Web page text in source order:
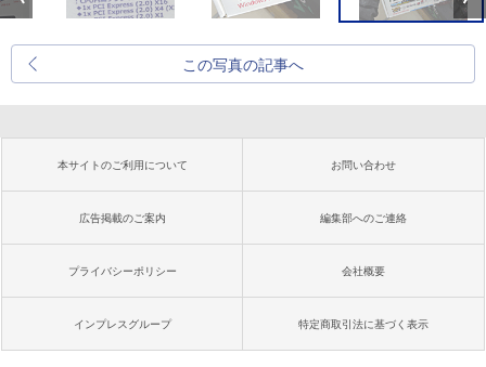
この写真の記事へ
本サイトのご利用について お問い合わせ
広告掲載のご案内 編集部へのご連絡
プライバシーポリシー 会社概要
インプレスグループ 特定商取引法に基づく表示